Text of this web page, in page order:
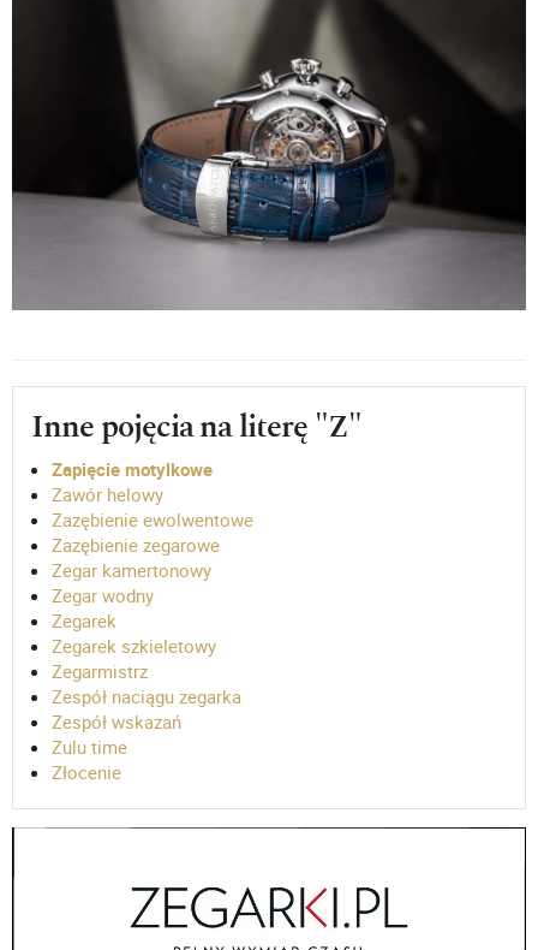
Inne pojęcia na literę "Z"
Zapięcie motylkowe
Zawór helowy
Zazębienie ewolwentowe
Zazębienie zegarowe
Zegar kamertonowy
Zegar wodny
Zegarek
Zegarek szkieletowy
Zegarmistrz
Zespół naciągu zegarka
Zespół wskazań
Zulu time
Złocenie